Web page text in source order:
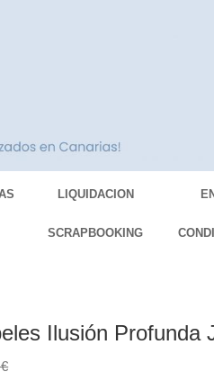
LIQUIDACION
SCRAPBOOKING
Ilusión Profunda